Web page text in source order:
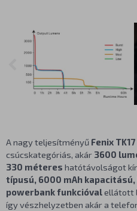
A nagy teljesítményű Fenix TK17
csúcskategóriás, akár 3600
330 méteres hatótávolságot
típusú, 6000 mAh kapacitású,
powerbank funkcióvalellátott
így vészhelyzetben akár a